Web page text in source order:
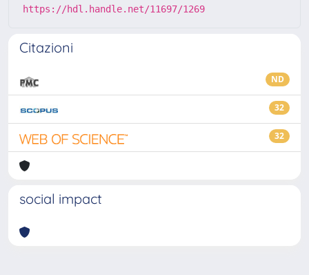
https://hdl.handle.net/11697/1269
Citazioni
ND
32
32
social impact